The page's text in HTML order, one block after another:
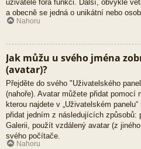
uživatelé fóra funkci. Další, obvykle
a obecně se jedná o unikátní nebo
Nahoru
Jak můžu u svého jména
(avatar)?
Přejděte do svého "Uživatelského
(nahoře). Avatar můžete přidat pomocí
kterou najdete v „Uživatelském
přidat jedním z následujících způsobů:
Galerii, použít vzdálený avatar (z
svého počítače.
Nahoru